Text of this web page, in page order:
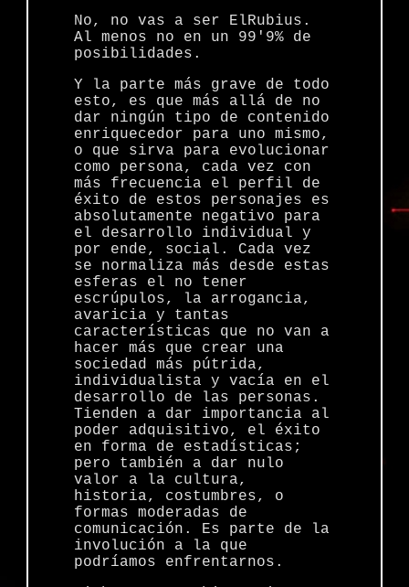
No, no vas a ser ElRubius.
Al menos no en un 99'9% de
posibilidades.
Y la parte más grave de todo
esto, es que más allá de no
dar ningún tipo de contenido
enriquecedor para uno mismo,
o que sirva para evolucionar
como persona, cada vez con
más frecuencia el perfil de
éxito de estos personajes es
absolutamente negativo para
el desarrollo individual y
por ende, social. Cada vez
se normaliza más desde estas
esferas el no tener
escrúpulos, la arrogancia,
avaricia y tantas
características que no van a
hacer más que crear una
sociedad más pútrida,
individualista y vacía en el
desarrollo de las personas.
Tienden a dar importancia al
poder adquisitivo, el éxito
en forma de estadísticas;
pero también a dar nulo
valor a la cultura,
historia, costumbres, o
formas moderadas de
comunicación. Es parte de la
involución a la que
podríamos enfrentarnos.